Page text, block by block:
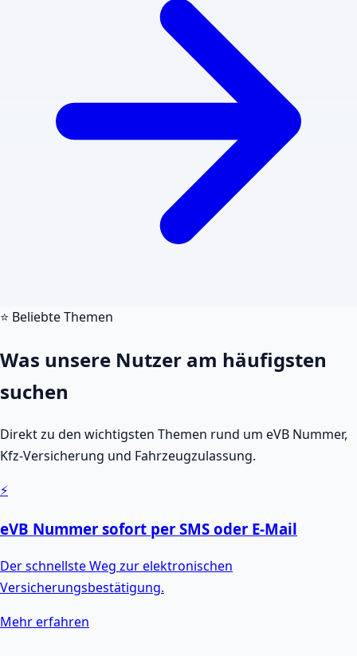
⭐ Beliebte Themen
Was unsere Nutzer am häufigsten
suchen
Direkt zu den wichtigsten Themen rund um eVB Nummer,
Kfz-Versicherung und Fahrzeugzulassung.
⚡
eVB Nummer sofort per SMS oder E-Mail
Der schnellste Weg zur elektronischen
Versicherungsbestätigung.
Mehr erfahren